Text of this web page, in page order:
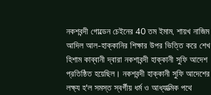
নকশবন্দী গোল্ডেন চেইনের 40 তম ইমাম, শায়খ নাজিম
আদিল আল-হাক্কানির শিক্ষার উপর ভিত্তি করে শেখ
হিশাম কাব্বানী দ্বারা নকশাবন্দী হাক্কানী সুফি আদেশ
প্রতিষ্ঠিত হয়েছিল। নকশবন্দী হাক্কানী সুফি আদেশের
লক্ষ্য হ'ল সমস্ত স্বর্গীয় ধর্ম ও আধ্যাত্মিক পথে